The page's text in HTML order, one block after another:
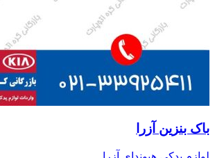
باک بنزین آزرا